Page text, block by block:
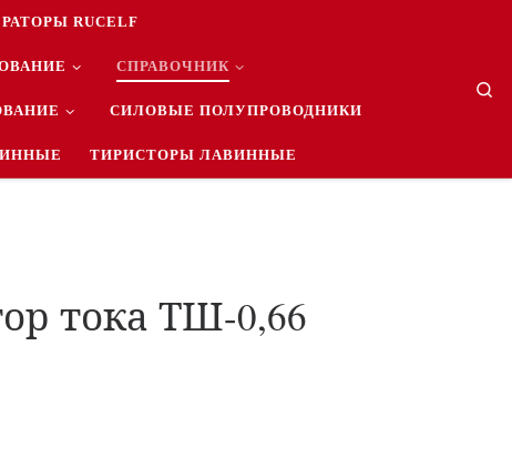
RUCELF
СПРАВОЧНИК
СИЛОВЫЕ ПОЛУПРОВОДНИКИ
ТИРИСТОРЫ ЛАВИННЫЕ
тока ТШ-0,66